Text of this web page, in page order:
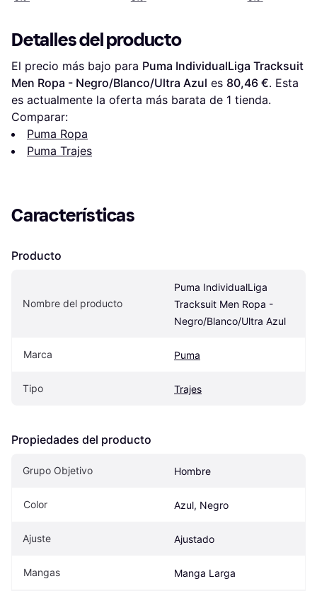
Detalles del producto
El precio más bajo para Puma IndividualLiga Tracksuit
Men Ropa - Negro/Blanco/Ultra Azul es 80,46 €. Esta
es actualmente la oferta más barata de 1 tienda.
Comparar:
Puma Ropa
Puma Trajes
Características
Producto
Nombre del producto
Puma IndividualLiga
Tracksuit Men Ropa -
Negro/Blanco/Ultra Azul
Marca Puma
Tipo Trajes
Propiedades del producto
Grupo Objetivo Hombre
Color Azul, Negro
Ajuste Ajustado
Mangas Manga Larga